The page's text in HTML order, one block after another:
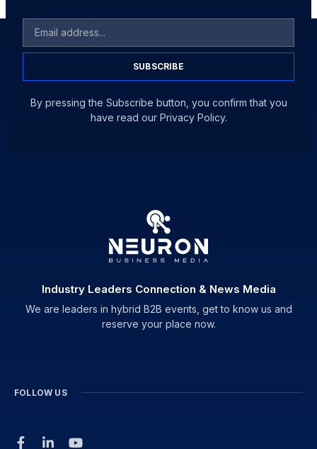
SUBSCRIBE
By pressing the Subscribe button, you confirm that you
have read our Privacy Policy.
Industry Leaders Connection & News Media
We are leaders in hybrid B2B events, get to know us and
reserve your place now.
FOLLOW US